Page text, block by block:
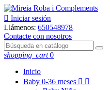
 Iniciar sesión
Llámenos: 650548978
Contacte con nosotros
shopping_cart 0
Inicio
Baby 0-36 meses  